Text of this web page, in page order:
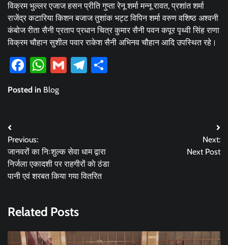
विक्रम भुल्लर एजाज हसन प्रीति गुप्ता रेनू शर्मा मन्नू रावत, प्रशांत शर्मा
राजेंद्र कटारिया किशन बजाज तुशांक भट्ट विपिन शर्मा वरुण वशिष्ठ अश्वनी
कंबोज रीता सैनी प्रताप प्रधान चित्र कुमार सैनी पवन कपूर पृथ्वी सिंह राणा
विक्रम चौहान सुशील पवार राकेश सैनी अभिनव चौहान आदि उपस्थित रहे।
Facebook
WhatsApp
GmailTelegram
Posted in Blog
Post
navigation
Previous:
जानवरों का निःशुल्क सेवा धाम द्वारा
निर्जला एकादशी पर राहगीरों काे ठंडा
पानी एवं शरबत किया गया वितरित
Next:
Next Post
Related Posts